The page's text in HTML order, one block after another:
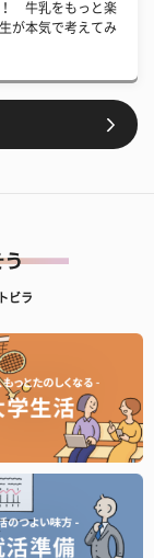
牛乳をもっと楽
が本気で考えてみ
ビラ